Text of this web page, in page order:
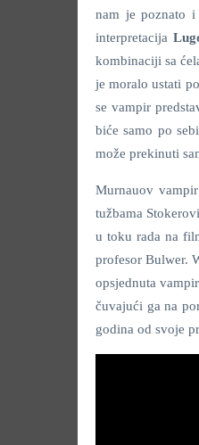
nam je poznato
interpretacija
kombinaciji sa
je moralo ustati
se vampir
biće samo po
može prekinuti
Murnauov
tužbama
u toku rada na
profesor Bulwer.
opsjednuta
čuvajući ga na
godina od svoje